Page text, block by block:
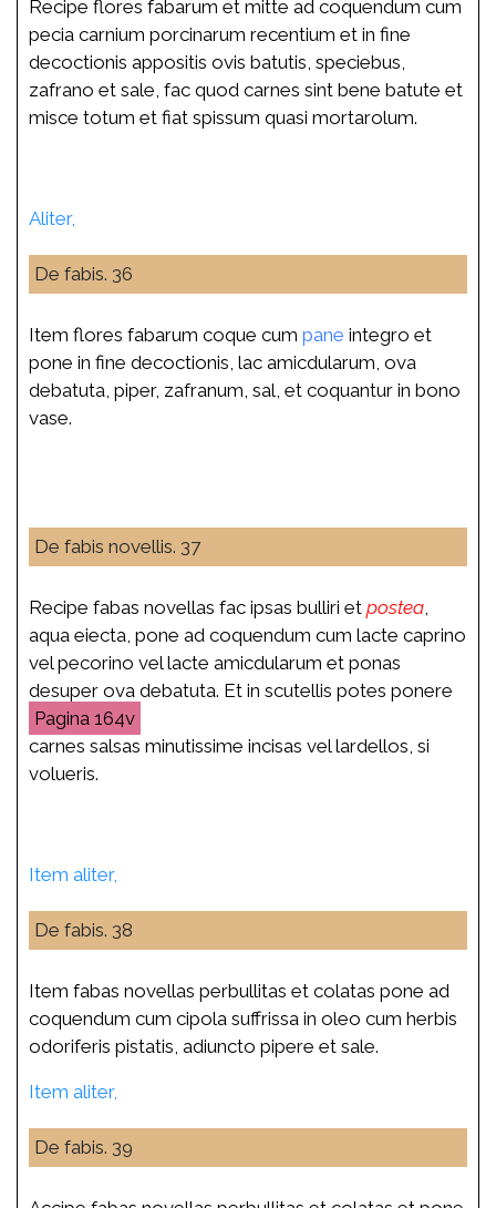
Recipe flores fabarum et mitte ad coquendum cum
pecia carnium porcinarum recentium et in fine
decoctionis appositis ovis batutis, speciebus,
zafrano et sale, fac quod carnes sint bene batute et
misce totum et fiat spissum quasi mortarolum.
Aliter,
De fabis. 36
Item flores fabarum coque cum pane integro et
pone in fine decoctionis, lac amicdularum, ova
debatuta, piper, zafranum, sal, et coquantur in bono
vase.
De fabis novellis. 37
Recipe fabas novellas fac ipsas bulliri et postea
aqua eiecta, pone ad coquendum cum lacte caprino
vel pecorino vel lacte amicdularum et ponas
desuper ova debatuta. Et in scutellis potes ponere
164v
carnes salsas minutissime incisas vel lardellos, si
volueris.
Item aliter,
De fabis. 38
Item fabas novellas perbullitas et colatas pone ad
coquendum cum cipola suffrissa in oleo cum herbis
odoriferis pistatis, adiuncto pipere et sale.
Item aliter,
De fabis. 39